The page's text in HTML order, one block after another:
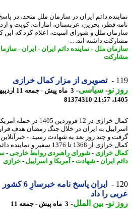
دائم ایران در سازمان ملل متحد، در پاسخ به
قطر، بحرین، عربستان، امارات، کویت و اردن به
ملل و شورای امنیت، اعلام کرد که این
داشته اند. ...
ملل -نماینده دائم ایران - ایران - سازمان -
تصویری از مزار کمال خرازی
نو- سیاسی-
3 ماه پیش - جمعه 11
81374310
کمال خرازی در 12 فروردین 1405 در حمله آمریکا و
به ایران در خلال جنگ رمضان هدف قرار
و چند روز بعد به شهادت رسید. - خبرآنلاین:
تا 1376 سفیر و نماینده دائم ایران در سازمان ملل،
خرازی - شورای راهبردی روابط خارجی-سفیر
ایران - شهادت-آمریکا و اسراییل -خرازی
ایران پاسخ نامه خبرسازِ 6 کشور
را داد
نو- بین الملل-
3 ماه پیش - جمعه 11